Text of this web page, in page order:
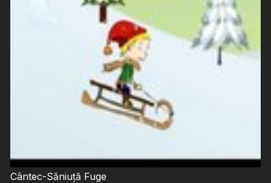
Cântec-Săniuță Fuge